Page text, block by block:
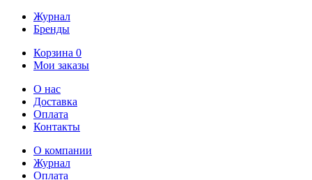
Журнал
Бренды
Корзина 0
Мои заказы
О нас
Доставка
Оплата
Контакты
О компании
Журнал
Оплата